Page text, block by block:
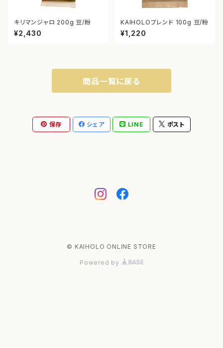
キリマンジャロ 200g 豆/粉
¥2,430
KAIHOLOブレンド 100g 豆/粉
¥1,220
商品一覧に戻る
保存 シェア LINE ポスト
© KAIHOLO ONLINE STORE
Powered by